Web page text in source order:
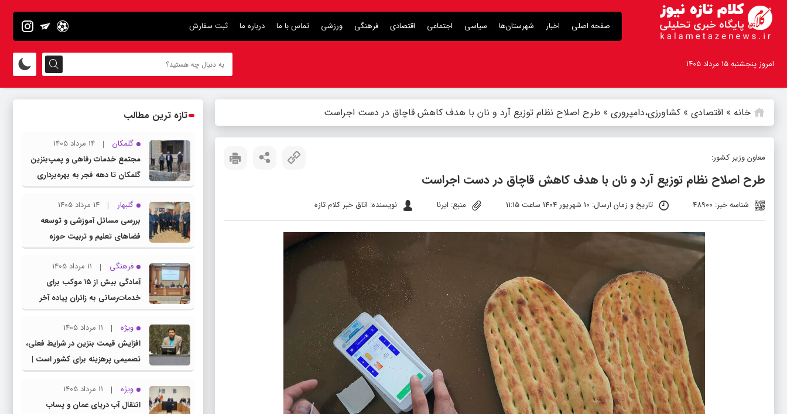
صفحه اصلی اخبار شهرستان‌ها سیاسی اجتماعی اقتصادی فرهنگی ورزشی تماس با ما درباره ما ثبت سفارش
امروز پنجشنبه ۱۵ مرداد ۱۴۰۵
خانه » اقتصادی » کشاورزی،دامپروری » طرح اصلاح نظام توزیع آرد و نان با هدف کاهش قاچاق در دست اجراست
معاون وزیر کشور:
طرح اصلاح نظام توزیع آرد و نان با هدف کاهش قاچاق در دست اجراست
شناسه خبر: 48900 تاریخ و زمان ارسال: 10 شهریور 1404 ساعت 11:15 منبع: ایرنا نویسنده: اتاق خبر کلام تازه
تازه ترین مطالب
گلمکان
14 مرداد 1405
مجتمع خدمات رفاهی و پمپ‌بنزین
گلمکان تا دهه فجر به بهره‌برداری
می‌رسد
گلبهار
14 مرداد 1405
بررسی مسائل آموزشی و توسعه
فضاهای تعلیم و تربیت حوزه
انتخابیه در نشست مشترک عضو
کمیسیون آموزش مجلس با مدیرکل
آموزش و پرورش خراسان رضوی
فرهنگی
11 مرداد 1405
آمادگی بیش از ۱۵ موکب برای
خدمات‌رسانی به زائران پیاده آخر
صفر در شهرستان چناران
ویژه
11 مرداد 1405
افزایش قیمت بنزین در شرایط فعلی،
تصمیمی پرهزینه برای کشور است |
دولت، قاچاق سوخت و عوامل اصلی
ناترازی را محدود کند، نه سفره مردم
ویژه
11 مرداد 1405
انتقال آب دریای عمان و پساب